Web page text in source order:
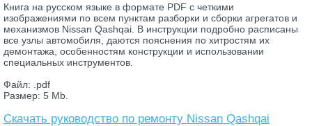
Книга на русском языке в формате PDF с четкими
изображениями по всем пунктам разборки и сборки агрегатов и
механизмов Nissan Qashqai. В инструкции подробно расписаны
все узлы автомобиля, даются пояснения по хитростям их
демонтажа, особенностям конструкции и использовании
специальных инструментов.
Файл: .pdf
Размер: 5 Mb.
Скачать руководство по ремонту Nissan Qashqai